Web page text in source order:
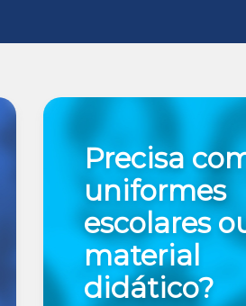
Precisa
uniformes
escolares
material
didático?